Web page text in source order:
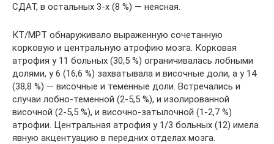
СДАТ, в остальных 3-х (8 %) — неясная.
КТ/МРТ обнаруживало выраженную сочетанную
корковую и центральную атрофию мозга. Корковая
атрофия у 11 больных (30,5 %) ограничивалась лобными
долями, у 6 (16,6 %) захватывала и височные доли, а у 14
(38,8 %) — височные и теменные доли. Встречались и
случаи лобно-теменной (2-5,5 %), и изолированной
височной (2-5,5 %), и височно-затылочной (1-2,7 %)
атрофии. Центральная атрофия у 1/3 больных (12) имела
явную акцентуацию в передних отделах мозга.